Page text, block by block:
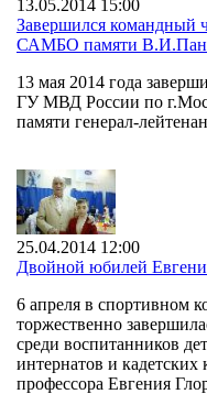
13.05.2014 15:00
Завершился командный
САМБО памяти
13 мая 2014 года
ГУ МВД России по
памяти генерал-
25.04.2014 12:00
Двойной юбилей
6 апреля в спортивном
торжественно
среди воспитанников
интернатов и
профессора Евгения